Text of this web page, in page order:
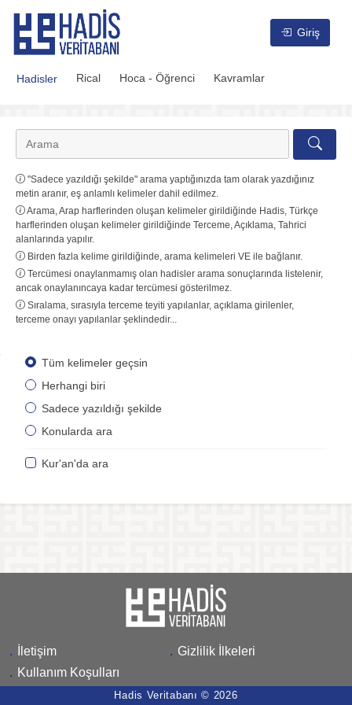
Hadis Veritabanı
Hadisler Rical Hoca - Öğrenci Kavramlar
Giriş
"Sadece yazıldığı şekilde" arama yaptığınızda tam olarak yazdığınız
metin aranır, eş anlamlı kelimeler dahil edilmez.
Arama, Arap harflerinden oluşan kelimeler girildiğinde Hadis, Türkçe
harflerinden oluşan kelimeler girildiğinde Terceme, Açıklama, Tahrici
alanlarında yapılır.
Birden fazla kelime girildiğinde, arama kelimeleri VE ile bağlanır.
Tercümesi onaylanmamış olan hadisler arama sonuçlarında listelenir,
ancak onaylanıncaya kadar tercümesi gösterilmez.
Sıralama, sırasıyla terceme teyiti yapılanlar, açıklama girilenler,
terceme onayı yapılanlar şeklindedir...
Tüm kelimeler geçsin
Herhangi biri
Sadece yazıldığı şekilde
Konularda ara
Kur'an'da ara
. İletişim . Gizlilik İlkeleri
. Kullanım Koşulları
Hadis Veritabanı © 2026